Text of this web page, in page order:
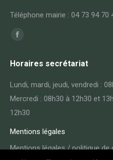
Téléphone mairie : 04 73 94 70
Trouvez nous sur :
Facebook
opens
Horaires secrétariat
Lundi, mardi, jeudi, vendredi :
Mercredi : 08h30 à 12h30 et
12h30
Mentions légales
Mentions légales / politique de